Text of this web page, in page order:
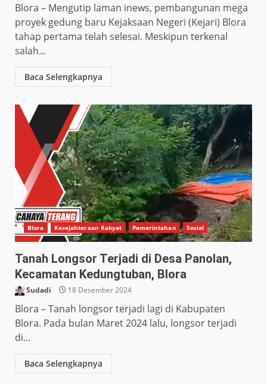
Blora – Mengutip laman inews, pembangunan mega
proyek gedung baru Kejaksaan Negeri (Kejari) Blora
tahap pertama telah selesai. Meskipun terkenal
salah...
Baca Selengkapnya
Blora Kesejahteraan Rakyat Pemerintahan Sosial
Tanah Longsor Terjadi di Desa Panolan,
Kecamatan Kedungtuban, Blora
Sudadi 18 Desember 2024
Blora – Tanah longsor terjadi lagi di Kabupaten
Blora. Pada bulan Maret 2024 lalu, longsor terjadi
di...
Baca Selengkapnya